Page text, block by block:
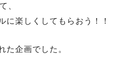
、
に楽しくしてもらおう！！
た企画でした。